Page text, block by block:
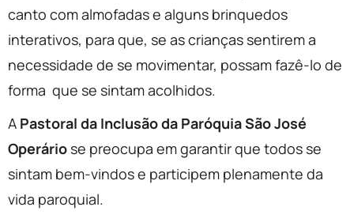
canto com almofadas e alguns brinquedos
interativos, para que, se as crianças sentirem a
necessidade de se movimentar, possam fazê-lo de
forma que se sintam acolhidos.
A Pastoral da Inclusão da Paróquia São José
Operário se preocupa em garantir que todos se
sintam bem-vindos e participem plenamente da
vida paroquial.